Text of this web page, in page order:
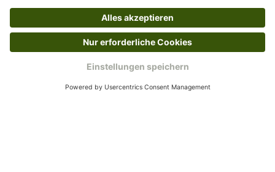
Mehr von uns
Barrierefreiheitserklärung Impressum AGB
Datenschutz